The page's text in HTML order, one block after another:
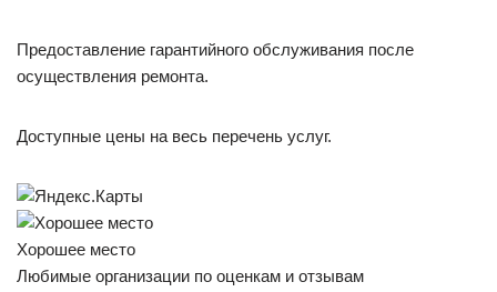
Предоставление гарантийного обслуживания после
осуществления ремонта.
Доступные цены на весь перечень услуг.
Хорошее место
Любимые организации по оценкам и отзывам